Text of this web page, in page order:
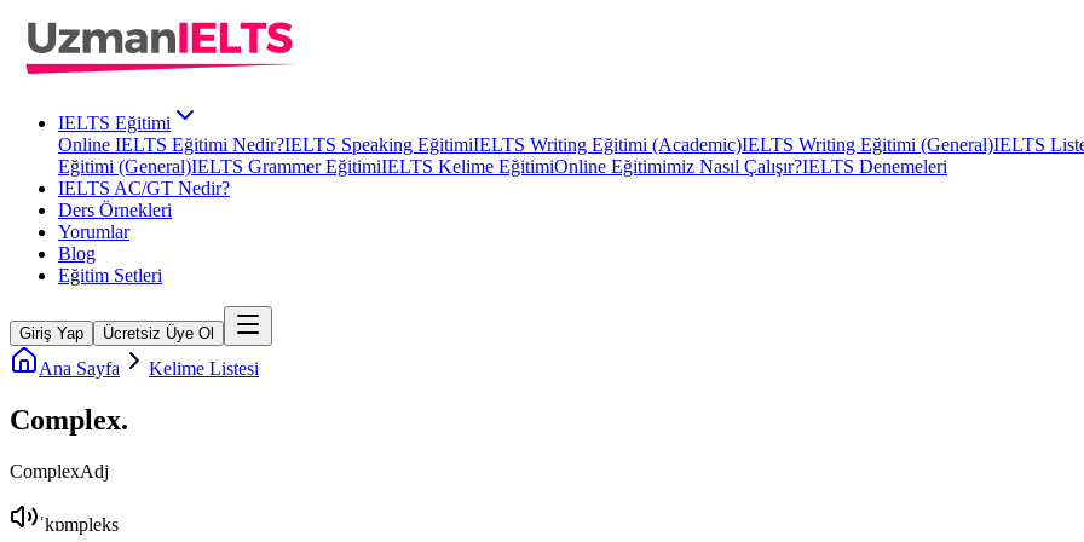
IELTS Eğitimi
Online IELTS Eğitimi Nedir?IELTS Speaking EğitimiIELTS Writing Eğitimi (Academic)IELTS Writing Eğitimi (General)IELTS
Eğitimi (General)IELTS Grammer EğitimiIELTS Kelime EğitimiOnline Eğitimimiz Nasıl Çalışır?IELTS Denemeleri
IELTS AC/GT Nedir?
Ders Örnekleri
Yorumlar
Blog
Eğitim Setleri
Giriş Yap Ücretsiz Üye Ol
Ana Sayfa Kelime Listesi
Complex.
ComplexAdj
ˈkɒmpleks